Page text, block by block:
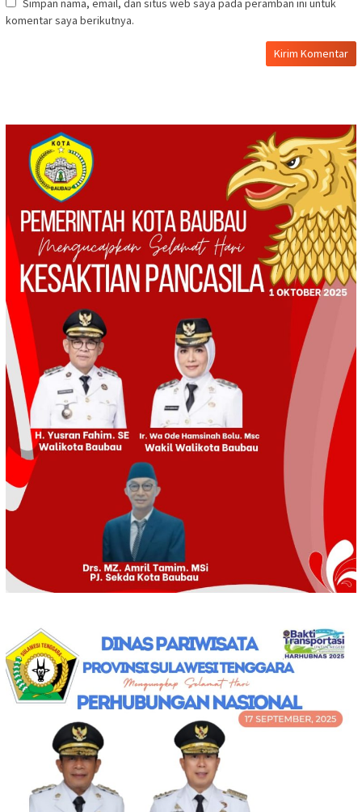
Simpan nama, email, dan situs web saya pada peramban ini untuk
komentar saya berikutnya.